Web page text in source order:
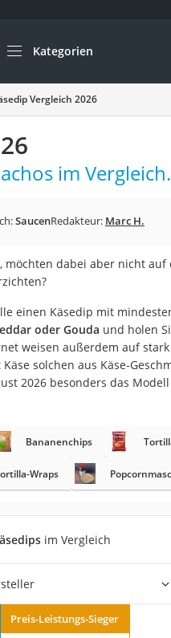
Kategorien
beliebtesten Vergleiche
Kapseln
Essig
Set
ohne Zuckerzusatz
Vergleich 2026
im Vergleich.
SaucenRedakteur: Marc H.
dabei aber nicht auf
einen Käsedip mit
oder Gouda und holen
weisen außerdem auf
solchen aus Käse-
2026 besonders das Modell
Bananenchips
Wraps
im Vergleich
Preis-Leistungs-Sieger